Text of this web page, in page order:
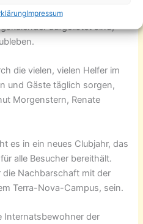
Impressum
weitere Angebote, die
aufgelistet sind,
die vielen, vielen Helfer im
und Gäste täglich sorgen,
Morgenstern, Renate
es in ein neues Clubjahr, das
alle Besucher bereithält.
die Nachbarschaft mit der
Terra-Nova-Campus, sein.
Internatsbewohner der